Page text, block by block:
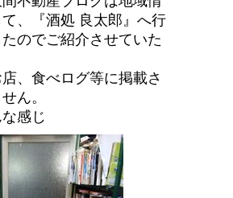
、『酒処 良太郎』へ行
のでご紹介させていた
、食べログ等に掲載さ
ん。
感じ